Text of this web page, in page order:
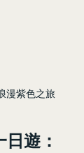
漫紫色之旅
遊：